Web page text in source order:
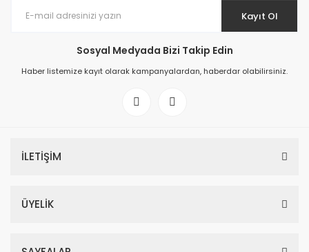
Kayıt Ol
Sosyal Medyada Bizi Takip Edin
Haber listemize kayıt olarak kampanyalardan, haberdar olabilirsiniz.
İLETİŞİM
ÜYELİK